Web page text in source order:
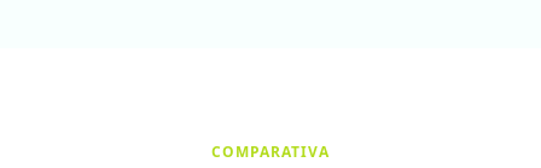
COMPARATIVA